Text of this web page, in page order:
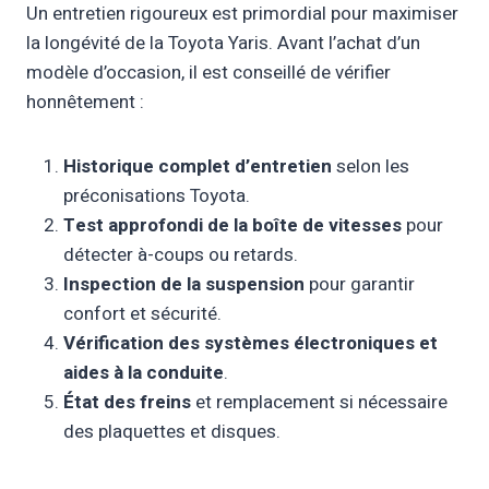
Un entretien rigoureux est primordial pour maximiser
la longévité de la Toyota Yaris. Avant l’achat d’un
modèle d’occasion, il est conseillé de vérifier
honnêtement :
Historique complet d’entretien selon les
préconisations Toyota.
Test approfondi de la boîte de vitesses pour
détecter à-coups ou retards.
Inspection de la suspension pour garantir
confort et sécurité.
Vérification des systèmes électroniques et
aides à la conduite.
État des freins et remplacement si nécessaire
des plaquettes et disques.